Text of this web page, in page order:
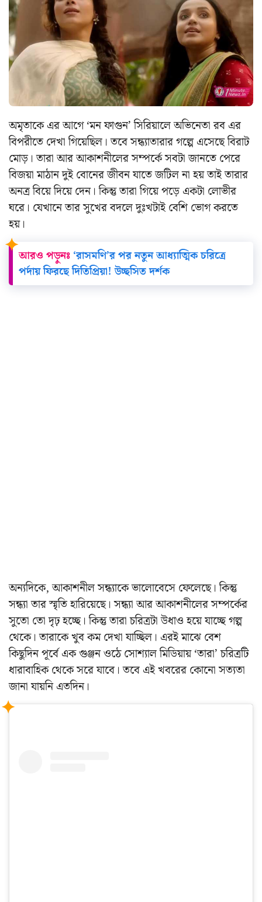
অমৃতাকে এর আগে ‘মন ফাগুন’ সিরিয়ালে অভিনেতা রব এর
বিপরীতে দেখা গিয়েছিল। তবে সন্ধ্যাতারার গল্পে এসেছে বিরাট
মোড়। তারা আর আকাশনীলের সম্পর্কে সবটা জানতে পেরে
বিজয়া মাঠান দুই বোনের জীবন যাতে জটিল না হয় তাই তারার
অনত্র বিয়ে দিয়ে দেন। কিন্তু তারা গিয়ে পড়ে একটা লোভীর
ঘরে। যেখানে তার সুখের বদলে দুঃখটাই বেশি ভোগ করতে
হয়।
আরও পড়ুনঃ ‘রাসমণি’র পর নতুন আধ্যাত্মিক চরিত্রে
পর্দায় ফিরছে দিতিপ্রিয়া! উচ্ছসিত দর্শক
অন্যদিকে, আকাশনীল সন্ধ্যাকে ভালোবেসে ফেলেছে। কিন্তু
সন্ধ্যা তার স্মৃতি হারিয়েছে। সন্ধ্যা আর আকাশনীলের সম্পর্কের
সুতো তো দৃঢ় হচ্ছে। কিন্তু তারা চরিত্রটা উধাও হয়ে যাচ্ছে গল্প
থেকে। তারাকে খুব কম দেখা যাচ্ছিল। এরই মাঝে বেশ
কিছুদিন পূর্বে এক গুঞ্জন ওঠে সোশ্যাল মিডিয়ায় ‘তারা’ চরিত্রটি
ধারাবাহিক থেকে সরে যাবে। তবে এই খবরের কোনো সত্যতা
জানা যায়নি এতদিন।